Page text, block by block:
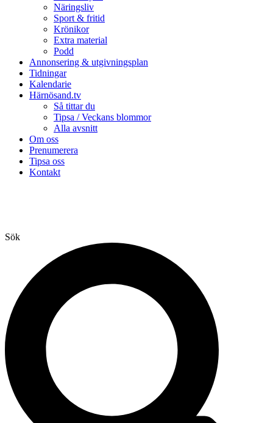
Näringsliv
Sport & fritid
Krönikor
Extra material
Podd
Annonsering & utgivningsplan
Tidningar
Kalendarie
Härnösand.tv
Så tittar du
Tipsa / Veckans blommor
Alla avsnitt
Om oss
Prenumerera
Tipsa oss
Kontakt
Sök